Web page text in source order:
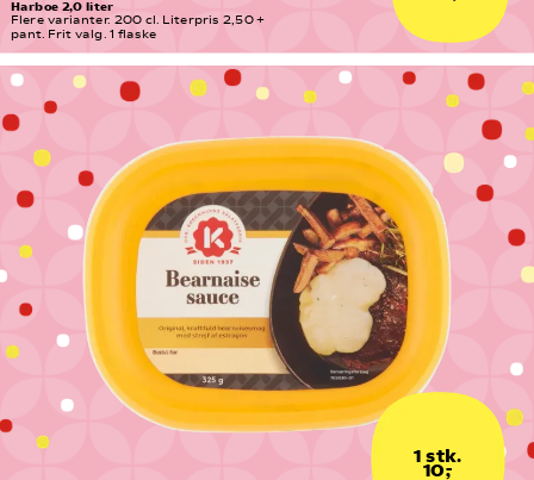
Harboe 2,0 liter
Flere varianter. 200 cl. Literpris 2,50 +
pant. Frit valg. 1 flaske
1 stk.
10,-